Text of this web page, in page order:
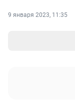
9 января 2023, 11:35